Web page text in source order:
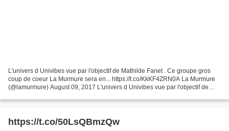
L'univers d Univibes vue par l'objectif de Mathilde Fanet . Ce groupe gros
coup de coeur La Murmure sera en... https://t.co/KkKF4ZRN0A La Murmure
(@lamurmure) August 09, 2017 L'univers d Univibes vue par l'objectif de
https://t.co/50LsQBmzQw